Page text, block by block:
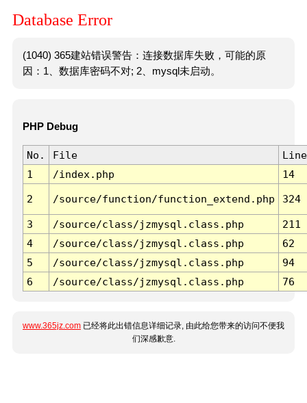
Database Error
(1040) 365建站错误警告：连接数据库失败，可能的原
因：1、数据库密码不对; 2、mysql未启动。
PHP Debug
No. File
Line
1
/index.php 14
2 /source/function/function_extend.php 324
3 /source/class/jzmysql.class.php
211
4
/source/class/jzmysql.class.php
62
5
/source/class/jzmysql.class.php
94
6
/source/class/jzmysql.class.php 76
www.365jz.com 已经将此出错信息详细记录, 由此给您带来的访问不便我
们深感歉意.